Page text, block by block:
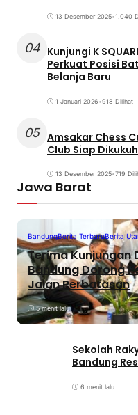
13 Desember 2025•1.040
04 Kunjungi K
Perkuat Posisi
Belanja Baru
1 Januari 2026•918 Dilihat
05 Amsakar Chess
Club Siap
13 Desember 2025•719
Jawa Barat
BandungBerita TerbaruBerita
Terima Kunjungan
Bandung Dorong
Jalan Perbatasan
5 menit lalu
Sekolah
Bandung
6 menit lalu